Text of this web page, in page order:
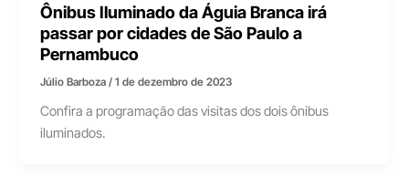
Ônibus Iluminado da Águia Branca irá
passar por cidades de São Paulo a
Pernambuco
Júlio Barboza/1 de dezembro de 2023
Confira a programação das visitas dos dois ônibus
iluminados.